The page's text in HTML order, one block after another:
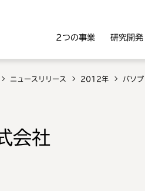
2つの事業 研究開発
ニュースリリース 2012年 バソ
会社